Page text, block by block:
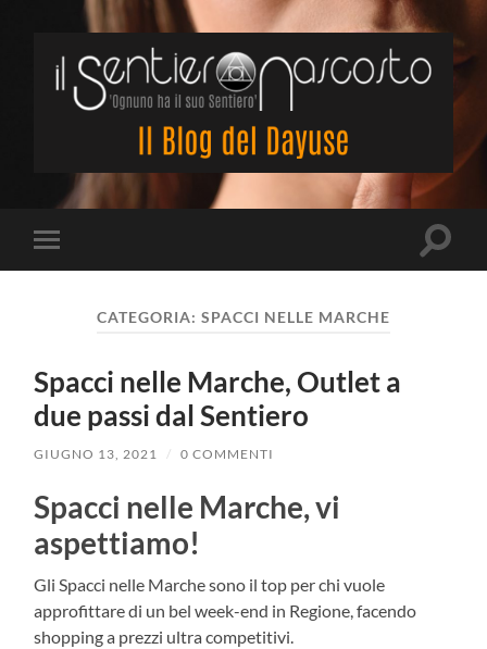
Nascosto
il
dispositiviCATEGORIA: SPACCI NELLE MARCHE
Spacci nelle Marche, Outlet a
due passi dal Sentiero
GIUGNO 13, 2021 / 0 COMMENTI
Spacci nelle Marche, vi
aspettiamo!
Gli Spacci nelle Marche sono il top per chi vuole
approfittare di un bel week-end in Regione, facendo
shopping a prezzi ultra competitivi.